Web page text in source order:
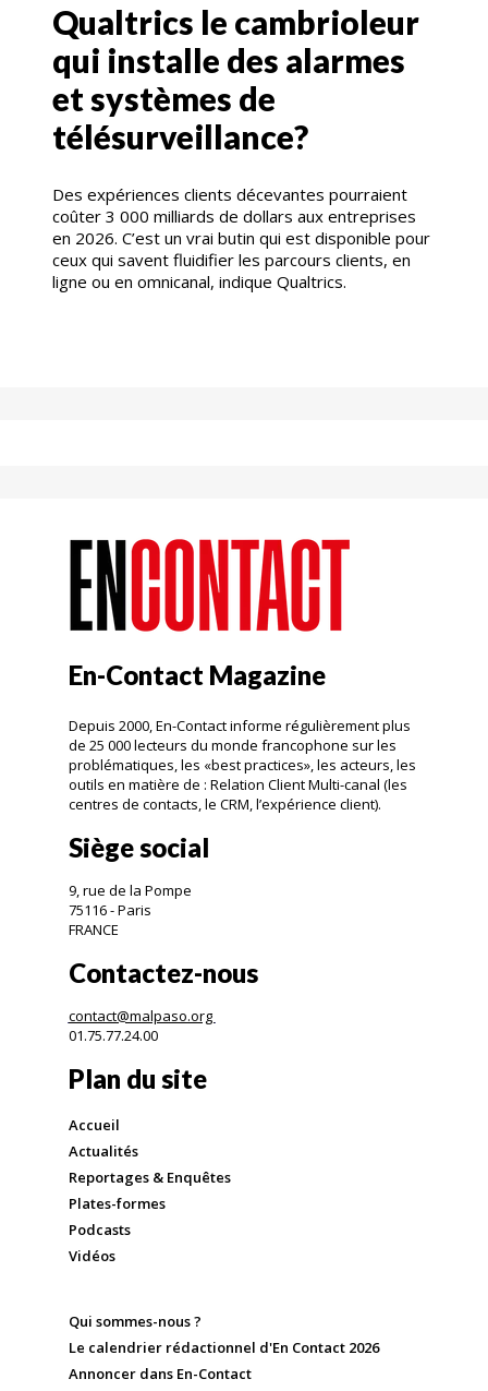
Qualtrics le cambrioleur
qui installe des alarmes
et systèmes de
télésurveillance?
Des expériences clients décevantes pourraient
coûter 3 000 milliards de dollars aux entreprises
en 2026. C’est un vrai butin qui est disponible pour
ceux qui savent fluidifier les parcours clients, en
ligne ou en omnicanal, indique Qualtrics.
En-Contact Magazine
Depuis 2000, En-Contact informe régulièrement plus
de 25 000 lecteurs du monde francophone sur les
problématiques, les «best practices», les acteurs, les
outils en matière de : Relation Client Multi-canal (les
centres de contacts, le CRM, l’expérience client).
Siège social
9, rue de la Pompe
75116 - Paris
FRANCE
Contactez-nous
contact@malpaso.org
01.75.77.24.00
Plan du site
Accueil
Actualités
Reportages & Enquêtes
Plates-formes
Podcasts
Vidéos
Qui sommes-nous ?
Le calendrier rédactionnel d'En Contact 2026
Annoncer dans En-Contact